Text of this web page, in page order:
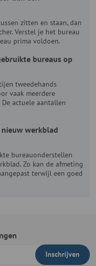
zitten en staan, dan
Verstel je het bureau
prima voldoen.
bureaus op
tweedehands
vaak meerdere
actuele aantallen
nieuw werkblad
bureauonderstellen
Zo kan de afmeting
terwijl een goed
Inschrijven